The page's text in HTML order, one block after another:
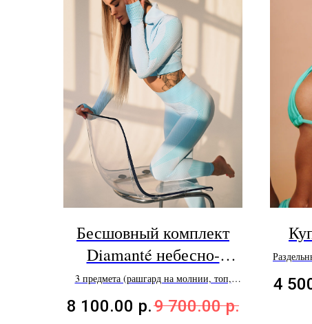
Бесшовный комплект
Diamanté небесно-
голубой
3 предмета (рашгард на молнии, топ,
8 100.00 р.9 700.00 р.
4